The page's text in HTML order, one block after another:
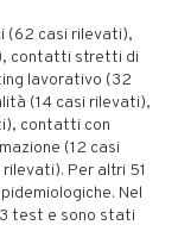
(62 casi rilevati),
contatti stretti di
lavorativo (32
(14 casi rilevati),
contatti con
(12 casi
Per altri 51
Nel
test e sono stati